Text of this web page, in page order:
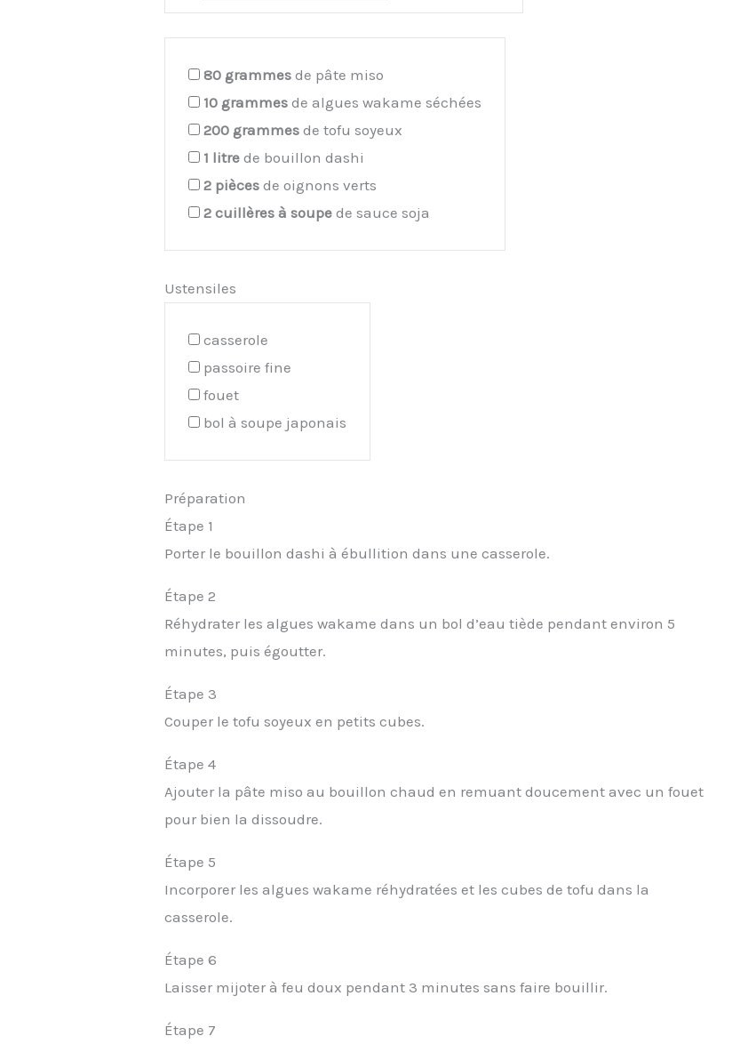
80 grammes de pâte miso
10 grammes de algues wakame séchées
200 grammes de tofu soyeux
1 litre de bouillon dashi
2 pièces de oignons verts
2 cuillères à soupe de sauce soja
Ustensiles
casserole
passoire fine
fouet
bol à soupe japonais
Préparation
Étape 1
Porter le bouillon dashi à ébullition dans une casserole.
Étape 2
Réhydrater les algues wakame dans un bol d’eau tiède pendant environ 5
minutes, puis égoutter.
Étape 3
Couper le tofu soyeux en petits cubes.
Étape 4
Ajouter la pâte miso au bouillon chaud en remuant doucement avec un fouet
pour bien la dissoudre.
Étape 5
Incorporer les algues wakame réhydratées et les cubes de tofu dans la
casserole.
Étape 6
Laisser mijoter à feu doux pendant 3 minutes sans faire bouillir.
Étape 7